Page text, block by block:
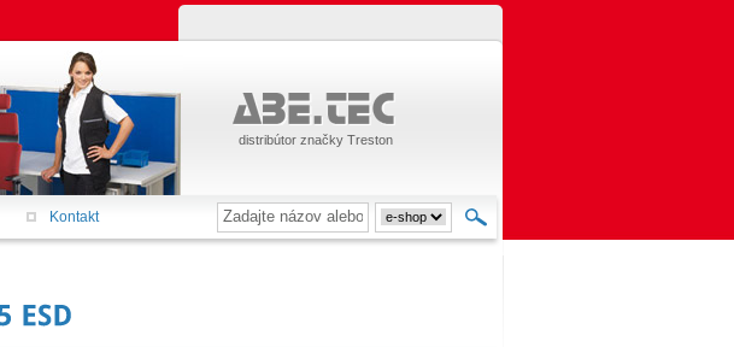
distribútor značky Treston
Kontakt